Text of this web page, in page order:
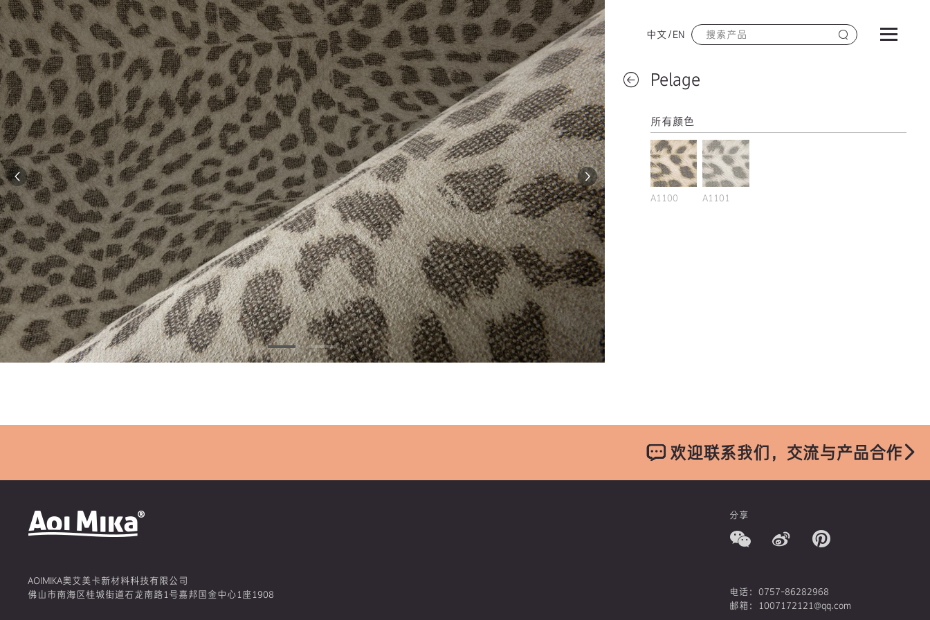
中文/EN
Pelage
所有颜色
A1100 A1101
欢迎联系我们，交流与产品合作
分享
电话：0757-86282968
邮箱：1007172121@qq.com
AOIMIKA奥艾美卡新材料科技有限公司
佛山市南海区桂城街道石龙南路1号嘉邦国金中心1座1908